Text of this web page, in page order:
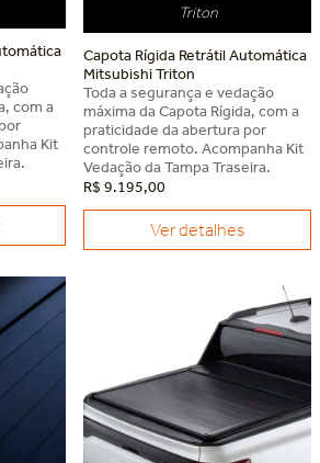
com a
Kit
Triton
Capota Rígida Retrátil Automática
Mitsubishi Triton
Toda a segurança e vedação
máxima da Capota Rígida, com a
praticidade da abertura por
controle remoto. Acompanha Kit
Vedação da Tampa Traseira.
R$ 9.195,00
Ver detalhes